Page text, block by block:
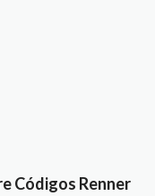
Códigos Renner